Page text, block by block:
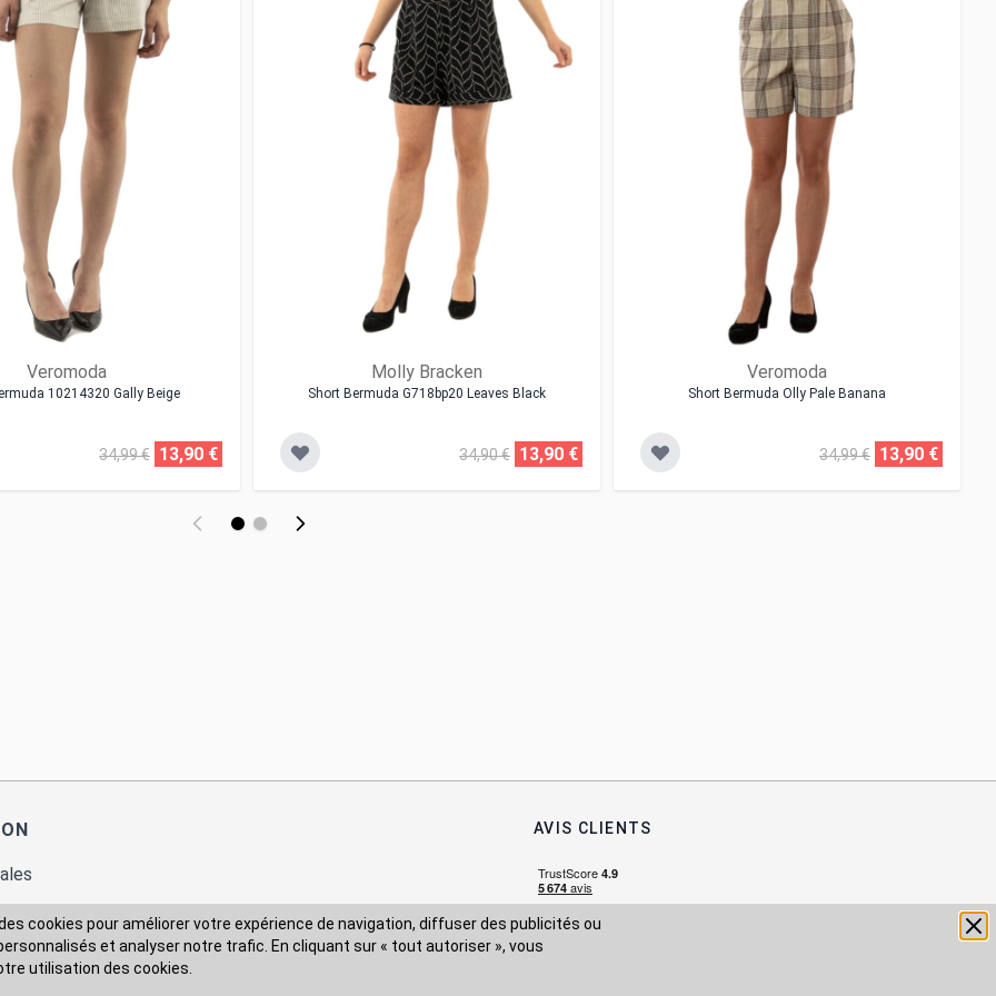
cookies pour améliorer votre expérience de navigation, diffuser des publicités ou
et analyser notre trafic. En cliquant sur « tout autoriser », vous
utilisation des cookies.
Veromoda
10214320 Gally Beige
34,99 € 13,90 €
Molly Bracken
Short Bermuda G718bp20 Leaves Black
34,90 € 13,90 €
Veromoda
Short Bermuda Olly Pale Banana
34,99 € 13,90 €
données
AVIS CLIENTS